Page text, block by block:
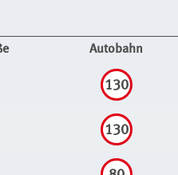
Autobahn
130
130